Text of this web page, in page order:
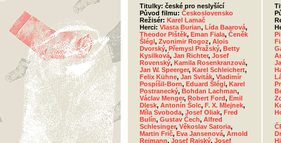
Titulky: české pro neslyšící
Původ filmu: Československo
Režisér: Karel Lamač
Herci: Vlasta Burian, Lída Baarová,
Theodor Pištěk, Eman Fiala, Čeněk
Šlégl, Zvonimir Rogoz, Alois
Dvorský, Přemysl Pražský, Betty
Kysilková, Jan Richter, Josef
Rovenský, Kamila Rosenkranzová,
Jan W. Speerger, Karel Schleichert,
Felix Kühne, Jan Sviták, Vladimír
Pospíšil-Born, Eduard Šlégl, Karel
Postranecký, Bohdan Lachman,
Václav Menger, Robert Ford, Emil
Dlesk, Antonín Šolc, F. X. Mlejnek,
Míla Svoboda, Josef Oliak, Fred
Bulín, Gustav Čech, Alfred
Schlesinger, Věkoslav Satoria,
Martin Frič, Eva Jansenová, Arnold
Reimann, Josef Rajský, Josef